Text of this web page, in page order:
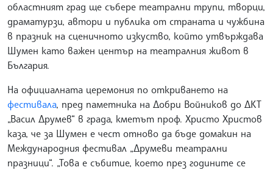
областният град ще събере театрални трупи, творци,
драматурзи, автори и публика от страната и чужбина
в празник на сценичното изкуство, който утвърждава
Шумен като важен център на театралния живот в
България.
На официалната церемония по откриването на
фестивала, пред паметника на Добри Войников до ДКТ
„Васил Друмев“ в града, кметът проф. Христо Христов
каза, че за Шумен е чест отново да бъде домакин на
Международния фестивал „Друмеви театрални
празници“. „Това е събитие, което през годините се